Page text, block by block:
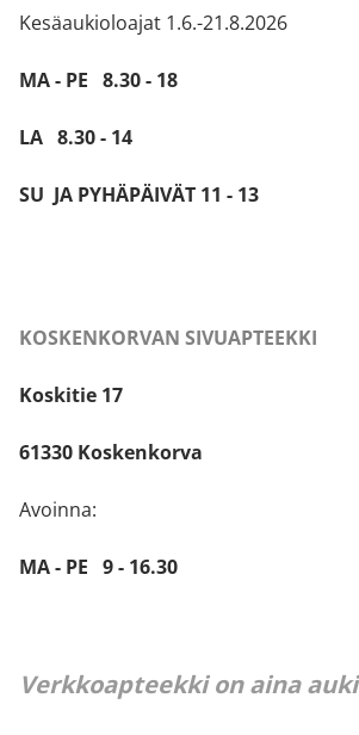
Kesäaukioloajat 1.6.-21.8.2026
MA - PE 8.30 - 18
LA 8.30 - 14
SU JA PYHÄPÄIVÄT 11 - 13
KOSKENKORVAN SIVUAPTEEKKI
Koskitie 17
61330 Koskenkorva
Avoinna:
MA - PE 9 - 16.30
Verkkoapteekki on aina auki